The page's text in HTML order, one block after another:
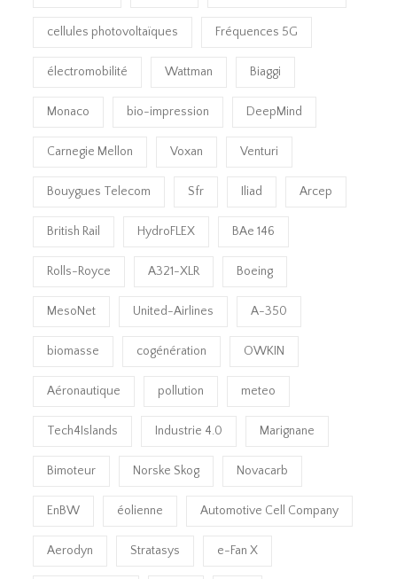
cellules photovoltaïques Fréquences 5G
électromobilité Wattman Biaggi
Monaco bio-impression DeepMind
Carnegie Mellon Voxan Venturi
Bouygues Telecom Sfr Iliad Arcep
British Rail HydroFLEX BAe 146
Rolls-Royce A321-XLR Boeing
MesoNet United-Airlines A-350
biomasse cogénération OWKIN
Aéronautique pollution meteo
Tech4Islands Industrie 4.0 Marignane
Bimoteur Norske Skog Novacarb
EnBW éolienne Automotive Cell Company
Aerodyn Stratasys e-Fan X